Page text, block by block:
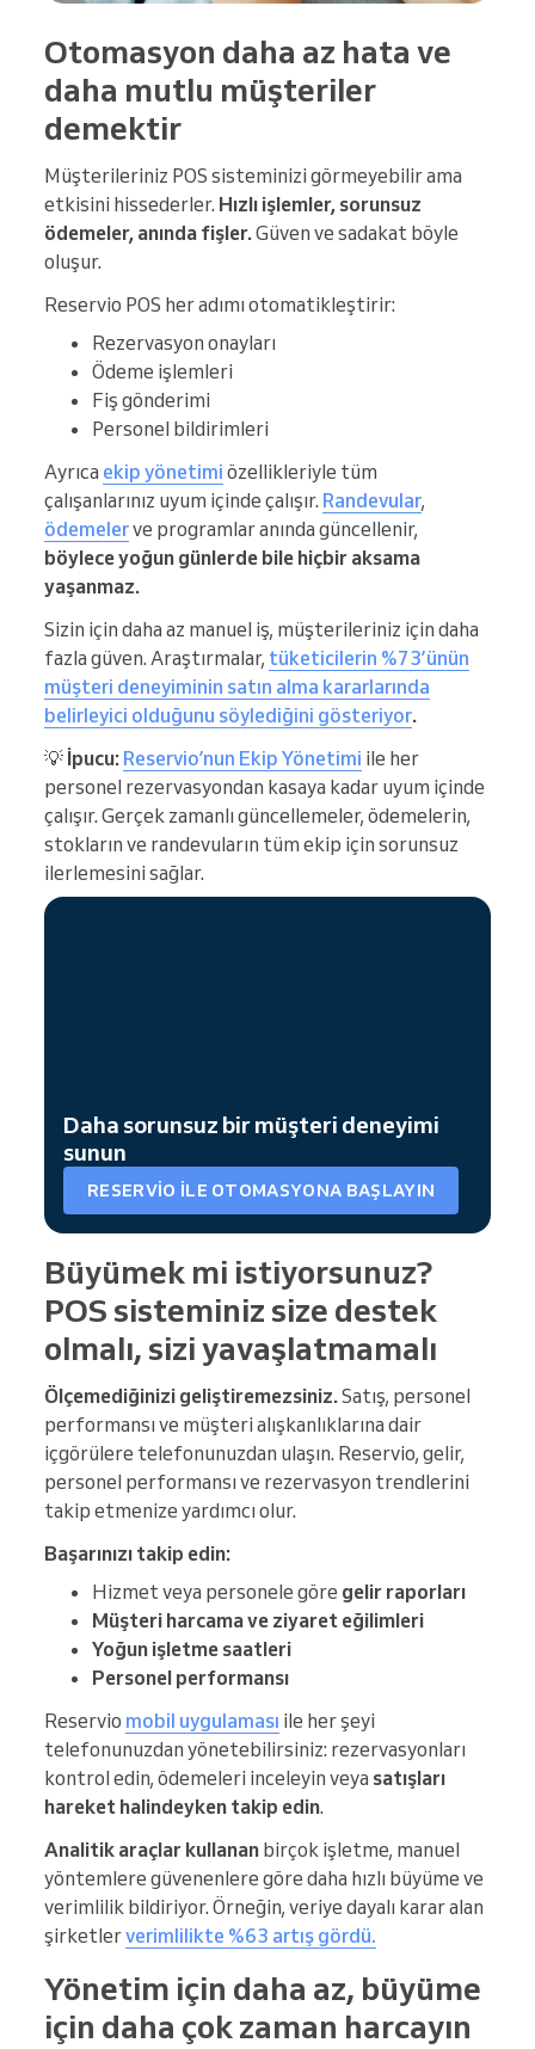
Otomasyon daha az hata ve
daha mutlu müşteriler
demektir
Müşterileriniz POS sisteminizi görmeyebilir ama
etkisini hissederler. Hızlı işlemler, sorunsuz
ödemeler, anında fişler.Güven ve sadakat böyle
oluşur.
Reservio POS her adımı otomatikleştirir:
Rezervasyon onayları
Ödeme işlemleri
Fiş gönderimi
Personel bildirimleri
Ayrıca ekip yönetimi özellikleriyle tüm
çalışanlarınız uyum içinde çalışır. Randevular,
ödemelerve programlar anında güncellenir,
böylece yoğun günlerde bile hiçbir aksama
yaşanmaz.
Sizin için daha az manuel iş, müşterileriniz için daha
fazla güven. Araştırmalar, tüketicilerin %73’ünün
müşteri deneyiminin satın alma kararlarında
belirleyici olduğunu söylediğini gösteriyor.
💡 İpucu: Reservio’nun Ekip Yönetimi ile her
personel rezervasyondan kasaya kadar uyum içinde
çalışır. Gerçek zamanlı güncellemeler, ödemelerin,
stokların ve randevuların tüm ekip için sorunsuz
ilerlemesini sağlar.
Daha sorunsuz bir müşteri deneyimi
sunun
RESERVIO ILE OTOMASYONA BAŞLAYIN
Büyümek mi istiyorsunuz?
POS sisteminiz size destek
olmalı, sizi yavaşlatmamalı
Ölçemediğinizi geliştiremezsiniz.Satış, personel
performansı ve müşteri alışkanlıklarına dair
içgörülere telefonunuzdan ulaşın. Reservio, gelir,
personel performansı ve rezervasyon trendlerini
takip etmenize yardımcı olur.
Başarınızı takip edin:
Hizmet veya personele göre gelir raporları
Müşteri harcama ve ziyaret eğilimleri
Yoğun işletme saatleri
Personel performansı
Reservio mobil uygulaması ile her şeyi
telefonunuzdan yönetebilirsiniz: rezervasyonları
kontrol edin, ödemeleri inceleyin veya satışları
hareket halindeyken takip edin.
Analitik araçlar kullanan birçok işletme, manuel
yöntemlere güvenenlere göre daha hızlı büyüme ve
verimlilik bildiriyor. Örneğin, veriye dayalı karar alan
şirketlerverimlilikte %63 artış gördü.
Yönetim için daha az, büyüme
için daha çok zaman harcayın